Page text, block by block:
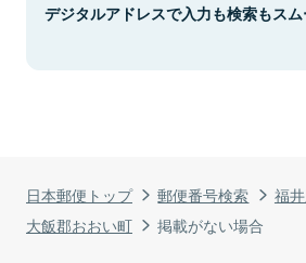
日本郵便トップ 郵便番号検索
福
大飯郡おおい町
掲載がない場合
デジタルアドレスで入力も検索もスム